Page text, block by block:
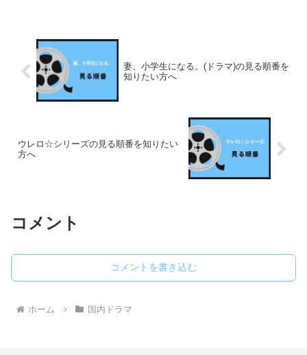
妻、小学生になる。(ドラマ)の見る順番を
知りたい方へ
ウレロ☆シリーズの見る順番を知りたい
方へ
コメント
コメントを書き込む
ホーム 国内ドラマ